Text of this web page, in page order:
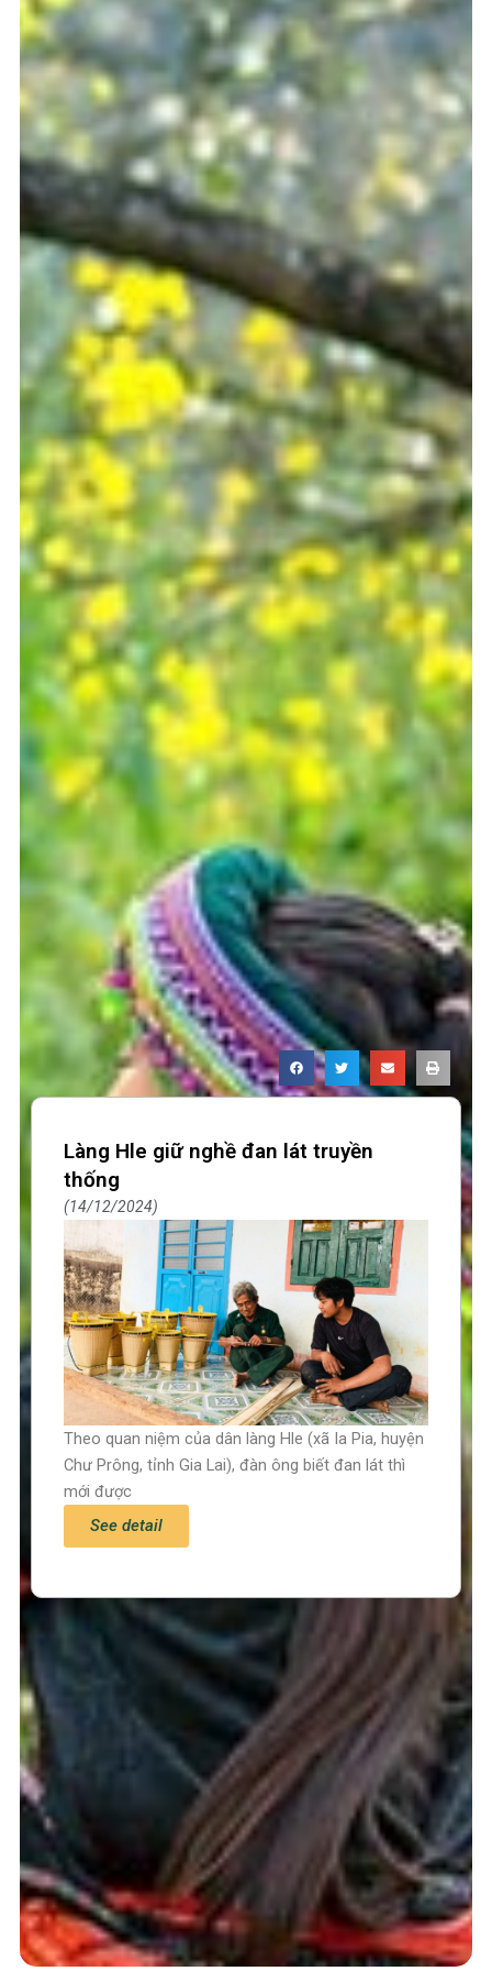
Trang chủ
Tin tức – Sự kiện
Văn hoá – Đời sống
Lễ hội
Điểm đến
Sản vật
Làng Hle giữ nghề đan lát truyền
thống
14/12/2024
Theo quan niệm của dân làng Hle (xã Ia Pia, huyện
Chư Prông, tỉnh Gia Lai), đàn ông biết đan lát thì
mới được
See detail